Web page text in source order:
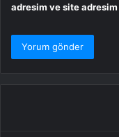
adresim ve site